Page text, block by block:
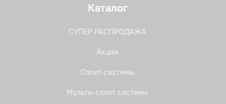
Каталог
СУПЕР РАСПРОДАЖА
Акции
Сплит-системы
Мульти-сплит системы